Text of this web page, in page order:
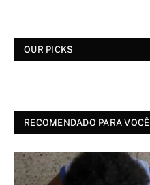
OUR PICKS
RECOMENDADO PARA VOCÊ